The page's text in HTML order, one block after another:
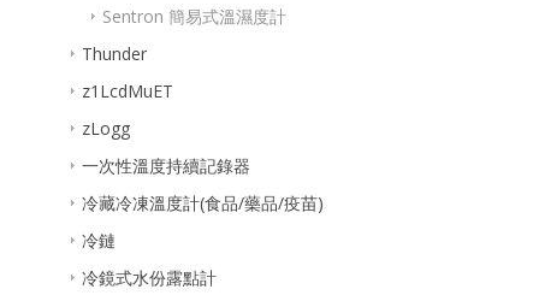
Sentron 簡易式溫濕度計
Thunder
z1LcdMuET
zLogg
一次性溫度持續記錄器
冷藏冷凍溫度計(食品/藥品/疫苗)
冷鏈
冷鏡式水份露點計